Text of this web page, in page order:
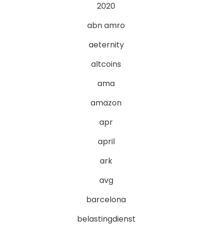
2020
abn amro
aeternity
altcoins
ama
amazon
apr
april
ark
avg
barcelona
belastingdienst